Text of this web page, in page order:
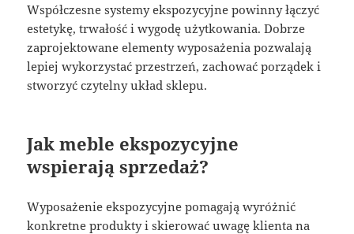
Współczesne systemy ekspozycyjne powinny łączyć
estetykę, trwałość i wygodę użytkowania. Dobrze
zaprojektowane elementy wyposażenia pozwalają
lepiej wykorzystać przestrzeń, zachować porządek i
stworzyć czytelny układ sklepu.
Jak meble ekspozycyjne
wspierają sprzedaż?
Wyposażenie ekspozycyjne pomagają wyróżnić
konkretne produkty i skierować uwagę klienta na